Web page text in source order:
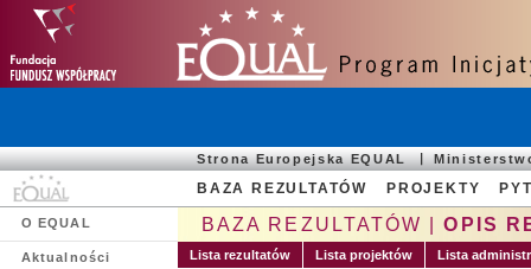
Strona Europejska EQUAL
BAZA REZULTATÓW PROJEKTY
O EQUAL
Aktualności
BAZA REZULTATÓW |OPIS
Lista rezultatów Lista projektów Lista